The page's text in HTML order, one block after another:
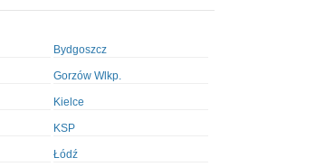
Bydgoszcz
Gorzów Wlkp.
Kielce
KSP
Łódź